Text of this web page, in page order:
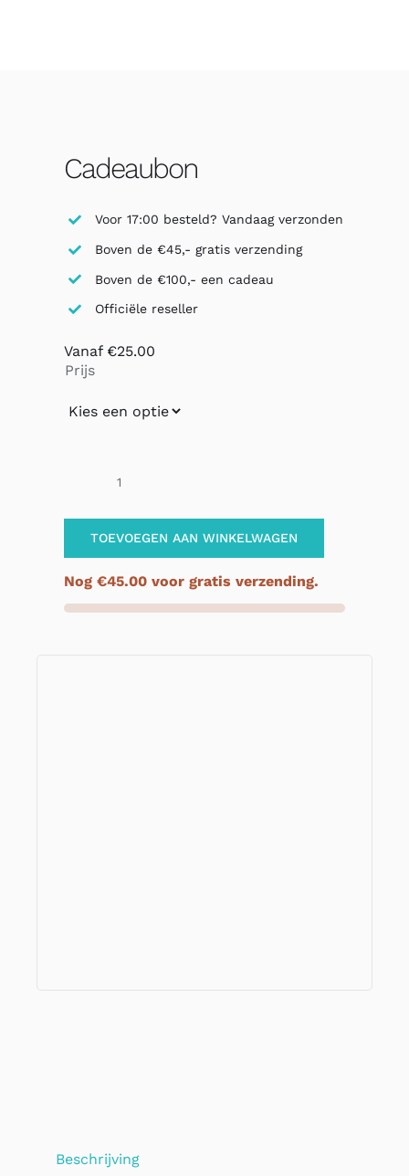
Cadeaubon
Voor 17:00 besteld? Vandaag verzonden
Boven de €45,- gratis verzending
Boven de €100,- een cadeau
Officiële reseller
Vanaf €25.00
Prijs
aantal
TOEVOEGEN AAN WINKELWAGEN
Nog €45.00voor gratis verzending.
Beschrijving